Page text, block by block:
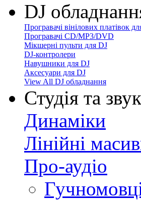
DJ
Програвачі вінілових платівок
Програвачі CD/MP3/DVD
Мікшерні пульти для DJ
DJ-контролери
Навушники для DJ
Аксесуари для DJ
View All DJ обладнання
Студія та звук
Динаміки
Лінійні
Про-аудіо